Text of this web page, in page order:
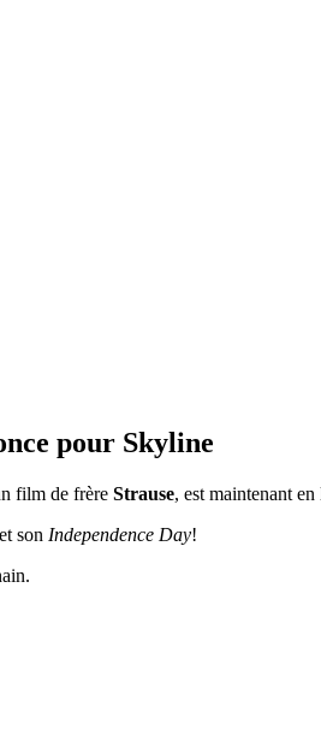
pour Skyline
film de frère Strause, est maintenant en
et son Independence Day!